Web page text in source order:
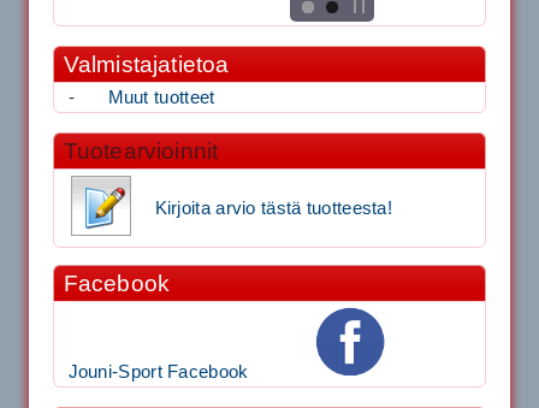
Valmistajatietoa
- Muut tuotteet
Tuotearvioinnit
Kirjoita arvio tästä tuotteesta!
Facebook
Jouni-Sport Facebook